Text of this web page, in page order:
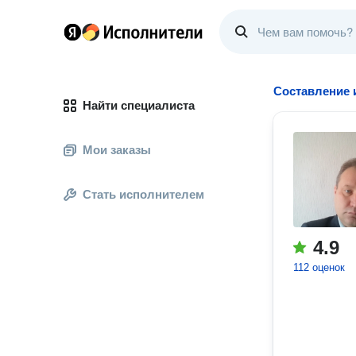
Найти специалиста
Мои заказы
Стать исполнителем
Составление
4.9
112 оценок